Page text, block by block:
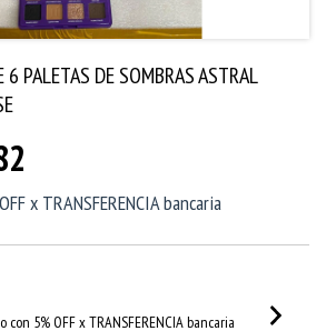
PALETAS DE SOMBRAS ASTRAL
x TRANSFERENCIA bancaria
con 5% OFF x TRANSFERENCIA bancaria